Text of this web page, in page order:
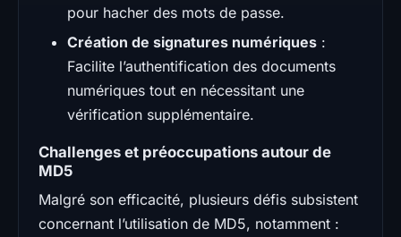
pour hacher des mots de passe.
Création de signatures numériques :
Facilite l’authentification des documents
numériques tout en nécessitant une
vérification supplémentaire.
Challenges et préoccupations autour de
MD5
Malgré son efficacité, plusieurs défis subsistent
concernant l’utilisation de MD5, notamment :